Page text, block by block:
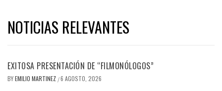
NOTICIAS RELEVANTES
EXITOSA PRESENTACIÓN DE “FILMONÓLOGOS”
BYEMILIO MARTINEZ /6 AGOSTO, 2026